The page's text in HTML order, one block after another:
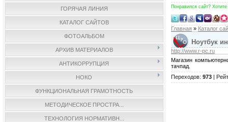
ГОРЯЧАЯ ЛИНИЯ
КАТАЛОГ САЙТОВ
ФОТОАЛЬБОМ
АРХИВ МАТЕРИАЛОВ
АНТИКОРРУПЦИЯ
НОКО
ФУНКЦИОНАЛЬНАЯ ГРАМОТНОСТЬ
МЕТОДИЧЕСКОЕ ПРОСТРА...
ТЕХНОЛОГИЯ НОРМАТИВН...
Понравился сайт?
Главная » Каталог
Ноутбук
http://www.r-pc.ru
Магазин
тачпад.
Переходов: 973|